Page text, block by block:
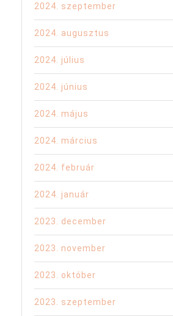
2024. szeptember
2024. augusztus
2024. július
2024. június
2024. május
2024. március
2024. február
2024. január
2023. december
2023. november
2023. október
2023. szeptember